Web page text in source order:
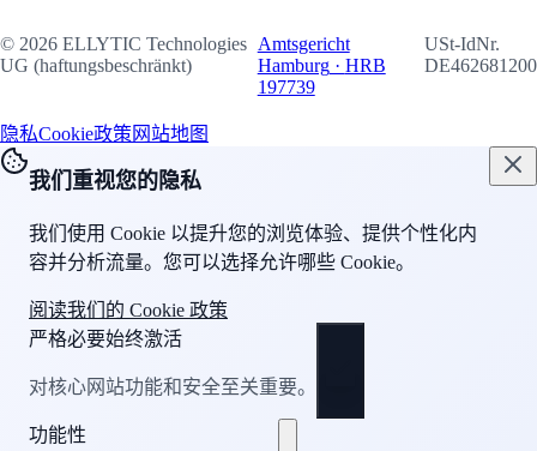
© 2026 ELLYTIC Technologies
UG (haftungsbeschränkt)
Amtsgericht
Hamburg· HRB
197739
USt-IdNr.
DE462681200
隐私Cookie政策 网站地图
我们重视您的隐私
我们使用 Cookie 以提升您的浏览体验、提供个性化内
容并分析流量。您可以选择允许哪些 Cookie。
阅读我们的 Cookie 政策
严格必要始终激活
对核心网站功能和安全至关重要。
功能性